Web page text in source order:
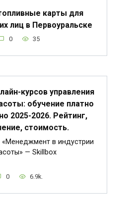
карты для
лиц в Первоуральске
0 35
курсов управления
обучение платно
2025-2026. Рейтинг,
стоимость.
«Менеджмент в индустрии
— Skillbox
0 6.9k.